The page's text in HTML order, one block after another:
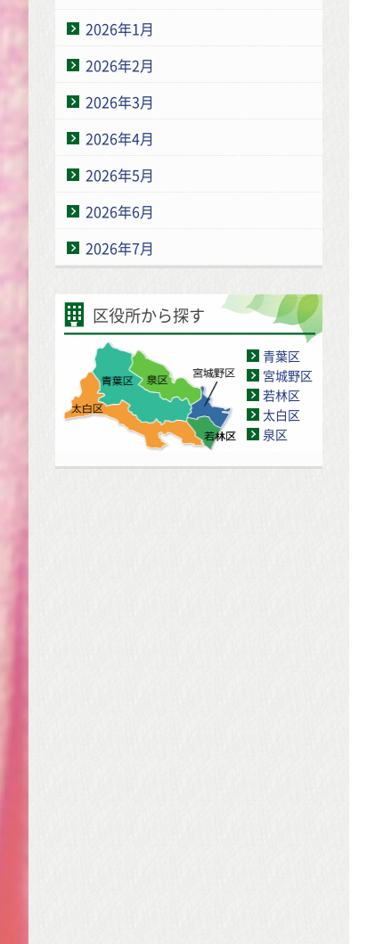
2026年1月
2026年2月
2026年3月
2026年4月
2026年5月
2026年6月
2026年7月
区役所から探す
青葉区
宮城野区
若林区
太白区
泉区